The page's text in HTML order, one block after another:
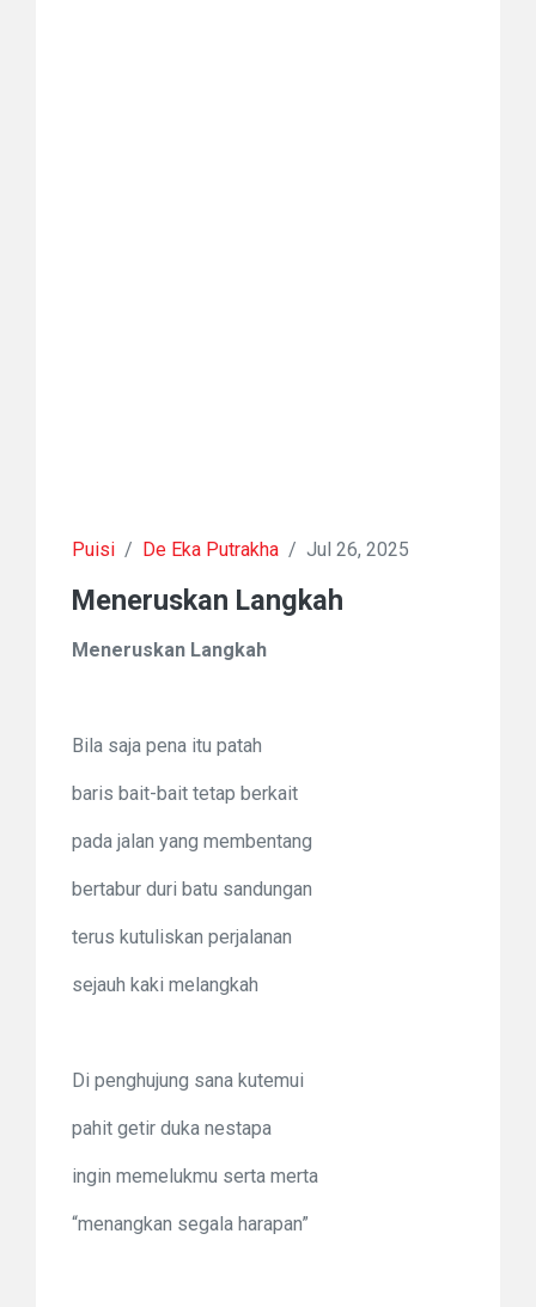
Puisi / De Eka Putrakha / Jul 26, 2025
Meneruskan Langkah
Meneruskan Langkah
Bila saja pena itu patah
baris bait-bait tetap berkait
pada jalan yang membentang
bertabur duri batu sandungan
terus kutuliskan perjalanan
sejauh kaki melangkah
Di penghujung sana kutemui
pahit getir duka nestapa
ingin memelukmu serta merta
“menangkan segala harapan”